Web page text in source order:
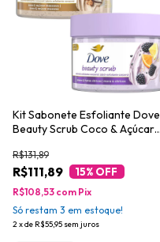
Kit Sabonete Esfoliante Dove
Beauty Scrub Coco & Açúcar
Cítricas 280g
R$111,89
R$131,89
15% OFF
2xde R$55,95 sem juros
R$108,53 com Pix
Só restam 3 em estoque!